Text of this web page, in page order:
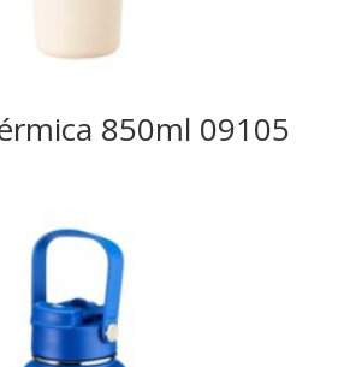
850ml 09105